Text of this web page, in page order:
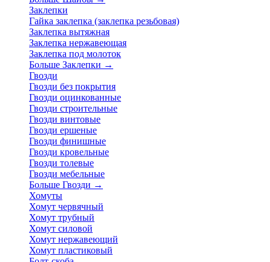
Заклепки
Гайка заклепка (заклепка резьбовая)
Заклепка вытяжная
Заклепка нержавеющая
Заклепка под молоток
Больше Заклепки →
Гвозди
Гвозди без покрытия
Гвозди оцинкованные
Гвозди строительные
Гвозди винтовые
Гвозди ершеные
Гвозди финишные
Гвозди кровельные
Гвозди толевые
Гвозди мебельные
Больше Гвозди →
Хомуты
Хомут червячный
Хомут трубный
Хомут силовой
Хомут нержавеющий
Хомут пластиковый